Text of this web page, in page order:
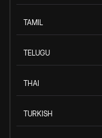
TAMIL
TELUGU
THAI
TURKISH